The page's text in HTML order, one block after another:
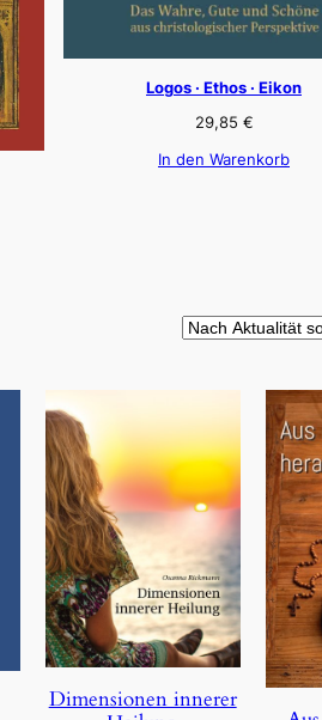
Logos · Ethos · Eikon
29,85 €
In den Warenkorb
Dimensionen innerer